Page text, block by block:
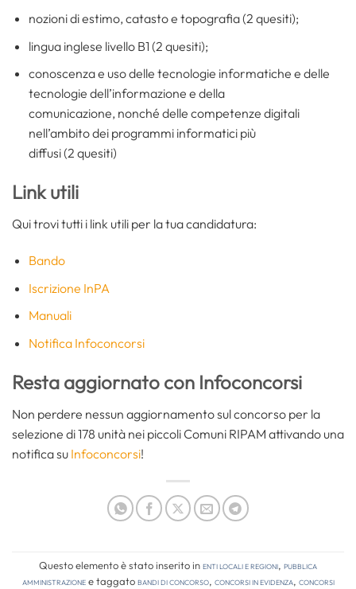
nozioni di estimo, catasto e topografia (2 quesiti);
lingua inglese livello B1 (2 quesiti);
conoscenza e uso delle tecnologie informatiche e delle
tecnologie dell’informazione e della
comunicazione, nonché delle competenze digitali
nell’ambito dei programmi informatici più
diffusi (2 quesiti)
Link utili
Qui trovi tutti i link utili per la tua candidatura:
Bando
Iscrizione InPA
Manuali
Notifica Infoconcorsi
Resta aggiornato con Infoconcorsi
Non perdere nessun aggiornamento sul concorso per la
selezione di 178 unità nei piccoli Comuni RIPAM attivando una
notifica su Infoconcorsi!
Questo elemento è stato inserito inEnti locali e regioni, Pubblica
amministrazionee taggatobandi di concorso, concorsi in evidenza, Concorsi